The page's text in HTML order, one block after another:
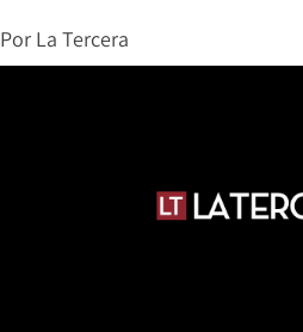
Por La Tercera